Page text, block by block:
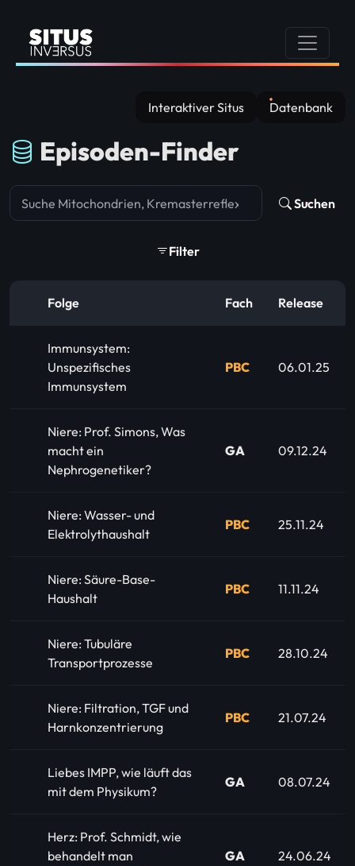
Interaktiver Situs Datenbank
Episoden-Finder
Suchen
Filter
Folge Fach Release
Immunsystem:
Unspezifisches
Immunsystem
PBC 06.01.25
Niere: Prof. Simons, Was
macht ein
Nephrogenetiker?
GA 09.12.24
Niere: Wasser- und
Elektrolythaushalt
PBC 25.11.24
Niere: Säure-Base-
Haushalt
PBC 11.11.24
Niere: Tubuläre
Transportprozesse
PBC 28.10.24
Niere: Filtration, TGF und
Harnkonzentrierung
PBC 21.07.24
Liebes IMPP, wie läuft das
mit dem Physikum?
GA 08.07.24
Herz: Prof. Schmidt, wie
behandelt man
GA 24.06.24